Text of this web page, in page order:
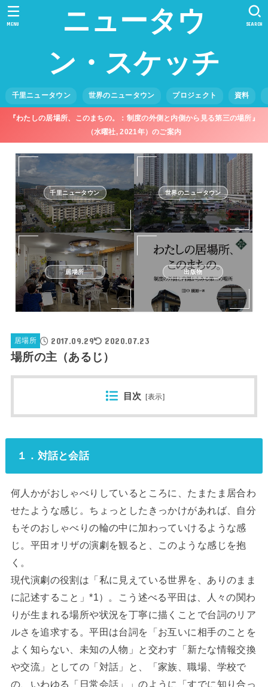
ニュータウ
ン・スケッチ
千里ニュータウン 世界のニュータウン プロジェクト 資料
SEARCH
MENU
『わたしの居場所、このまちの。：制度の外側と内側から見る第三の場所』
（水曜社, 2021年）のご案内
千里ニュータウン 世界のニュータウン
居場所 出版物
居場所 2017.09.29 2020.07.23
場所の主（あるじ）
目次 [表示]
１．対話と会話
何人かがおしゃべりしているところに、たまたま居合わ
せたような感じ。ちょっとしたきっかけがあれば、自分
もそのおしゃべりの輪の中に加わっていけるような感
じ。平田オリザの演劇を観ると、このような感じを抱
く。
現代演劇の役割は「私に見えている世界を、ありのまま
に記述すること」*1）。こう述べる平田は、人々の関わ
りが生まれる場所や状況を丁寧に描くことで台詞のリア
ルさを追求する。平田は台詞を「お互いに相手のことを
よく知らない、未知の人物」と交わす「新たな情報交換
や交流」としての「対話」と、「家族、職場、学校で
の、いわゆる「日常会話」」のように「すでに知り合っ